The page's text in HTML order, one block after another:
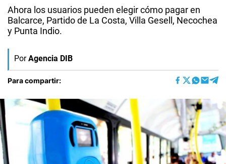
Ahora los usuarios pueden elegir cómo pagar en
Balcarce, Partido de La Costa, Villa Gesell, Necochea
y Punta Indio.
Por Agencia DIB
Para compartir: